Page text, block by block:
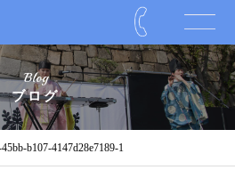
Blog
ブログ
b107-4147d28e7189-1